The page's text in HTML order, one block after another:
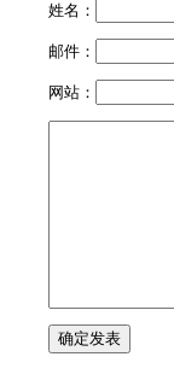
姓名：
邮件：
网站：